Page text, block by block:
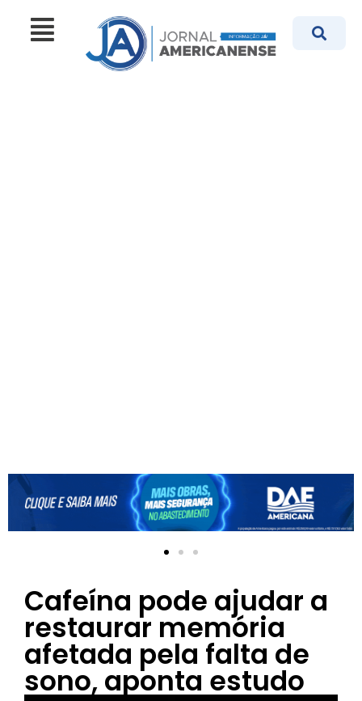
Cafeína pode ajudar a
restaurar memória
afetada pela falta de
sono, aponta estudo